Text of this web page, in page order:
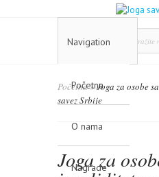
Početna
O nama
Nagrade
Navigation
Početna»Joga za osobe
savez Srbije
Joga za